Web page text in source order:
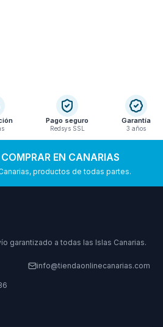
Pago seguro
Redsys SSL
Garantía
3 años
EN CANARIAS
productos de todas partes.
garantizado a todas las Islas Canarias.
info@tiendaonlinecanarias.com